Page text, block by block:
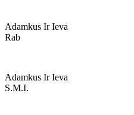
Adamkus Ir Ieva
Rab
Adamkus Ir Ieva
S.m.i.